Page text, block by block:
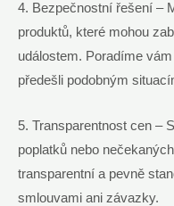
4. Bezpečnostní‍ řešení –
produktů, které mohou
událostem. Poradíme
předešli⁤ podobným‍
5. Transparentnost cen –
poplatků nebo⁢
transparentní ​a pevně
smlouvami ani⁣ závazky.